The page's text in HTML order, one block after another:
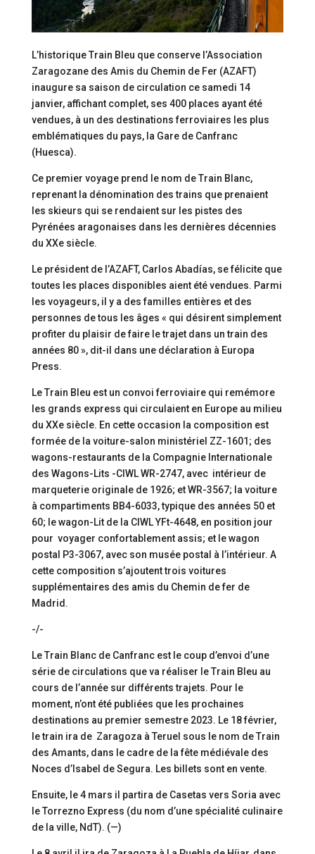
L’historique Train Bleu que conserve l’Association
Zaragozane des Amis du Chemin de Fer (AZAFT)
inaugure sa saison de circulation ce samedi 14
janvier, affichant complet, ses 400 places ayant été
vendues, à un des destinations ferroviaires les plus
emblématiques du pays, la Gare de Canfranc
(Huesca).
Ce premier voyage prend le nom de Train Blanc,
reprenant la dénomination des trains que prenaient
les skieurs qui se rendaient sur les pistes des
Pyrénées aragonaises dans les dernières décennies
du XXe siècle.
Le président de l’AZAFT, Carlos Abadías, se félicite que
toutes les places disponibles aient été vendues. Parmi
les voyageurs, il y a des familles entières et des
personnes de tous les âges « qui désirent simplement
profiter du plaisir de faire le trajet dans un train des
années 80 », dit-il dans une déclaration à Europa
Press.
Le Train Bleu est un convoi ferroviaire qui remémore
les grands express qui circulaient en Europe au milieu
du XXe siècle. En cette occasion la composition est
formée de la voiture-salon ministériel ZZ-1601; des
wagons-restaurants de la Compagnie Internationale
des Wagons-Lits -CIWL WR-2747, avec intérieur de
marqueterie originale de 1926; et WR-3567; la voiture
à compartiments BB4-6033, typique des années 50 et
60; le wagon-Lit de la CIWL YFt-4648, en position jour
pour voyager confortablement assis; et le wagon
postal P3-3067, avec son musée postal à l’intérieur. A
cette composition s’ajoutent trois voitures
supplémentaires des amis du Chemin de fer de
Madrid.
-/-
Le Train Blanc de Canfranc est le coup d’envoi d’une
série de circulations que va réaliser le Train Bleu au
cours de l’année sur différents trajets. Pour le
moment, n’ont été publiées que les prochaines
destinations au premier semestre 2023. Le 18 février,
le train ira de Zaragoza à Teruel sous le nom de Train
des Amants, dans le cadre de la fête médiévale des
Noces d’Isabel de Segura. Les billets sont en vente.
Ensuite, le 4 mars il partira de Casetas vers Soria avec
le Torrezno Express (du nom d’une spécialité culinaire
de la ville, NdT). (—)